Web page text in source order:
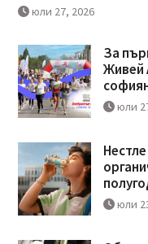
юли 27, 2026
За
Живей
юли
юли